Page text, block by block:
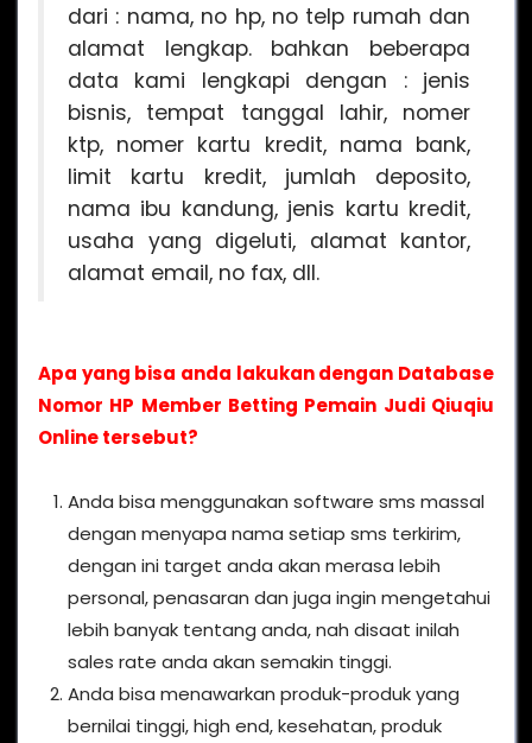
dari : nama, no hp, no telp rumah dan
alamat lengkap. bahkan beberapa
data kami lengkapi dengan : jenis
bisnis, tempat tanggal lahir, nomer
ktp, nomer kartu kredit, nama bank,
limit kartu kredit, jumlah deposito,
nama ibu kandung, jenis kartu kredit,
usaha yang digeluti, alamat kantor,
alamat email, no fax, dll.
Apa yang bisa anda lakukan dengan Database
Nomor HP Member Betting Pemain Judi Qiuqiu
Online tersebut?
Anda bisa menggunakan software sms massal
dengan menyapa nama setiap sms terkirim,
dengan ini target anda akan merasa lebih
personal, penasaran dan juga ingin mengetahui
lebih banyak tentang anda, nah disaat inilah
sales rate anda akan semakin tinggi.
Anda bisa menawarkan produk-produk yang
bernilai tinggi, high end, kesehatan, produk